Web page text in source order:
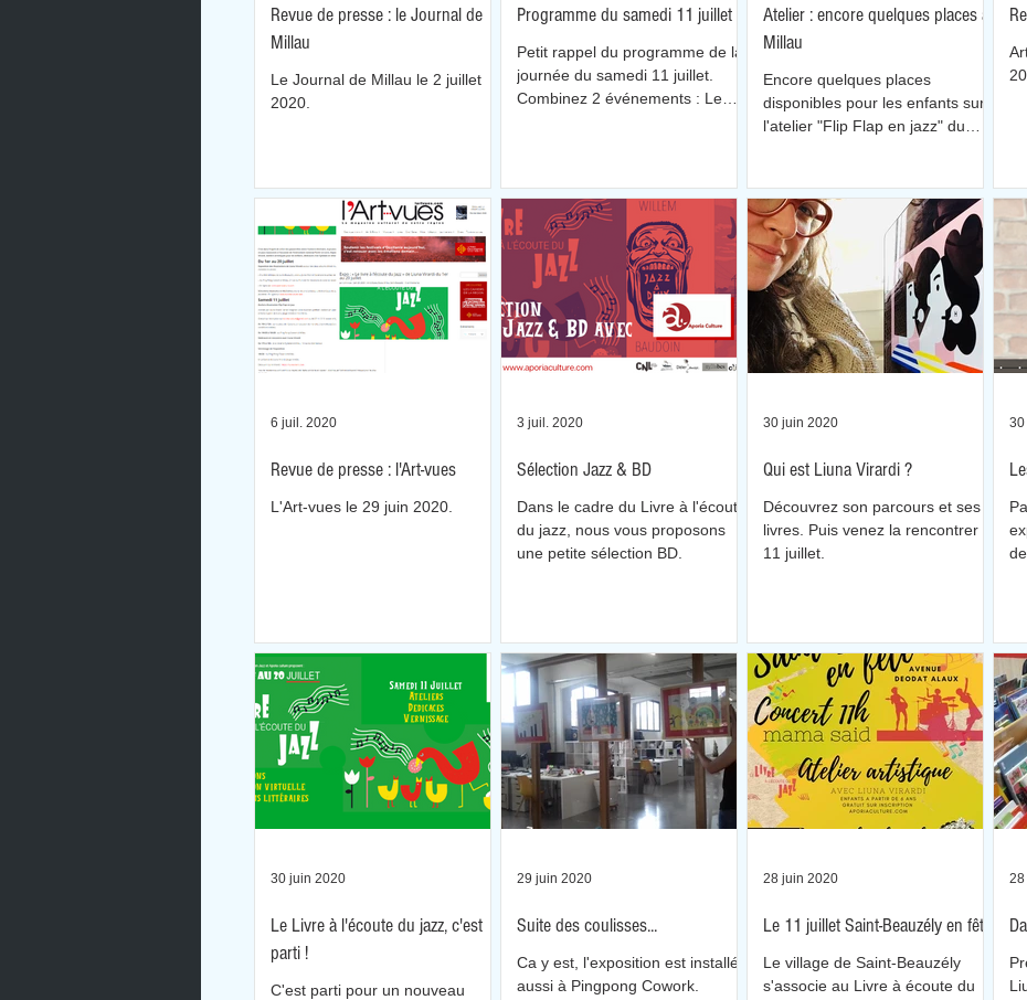
Revue de presse : le Journal de
Millau
Le Journal de Millau le 2 juillet
2020.
Programme du samedi 11 juillet
Petit rappel du programme de la
journée du samedi 11 juillet.
Combinez 2 événements : Le
Atelier : encore quelques places à
Millau
Encore quelques places
disponibles pour les enfants sur
l'atelier "Flip Flap en jazz" du
Revue de presse : l'Art-vues
L'Art-vues le 29 juin 2020.
6 juil. 2020
Sélection Jazz & BD
Dans le cadre du Livre à l'écoute
du jazz, nous vous proposons
une petite sélection BD.
3 juil. 2020
Qui est Liuna Virardi ?
Découvrez son parcours et ses
livres. Puis venez la rencontrer le
11 juillet.
30 juin 2020
Le Livre à l'écoute du jazz, c'est
parti !
C'est parti pour un nouveau
30 juin 2020
Suite des coulisses...
Ca y est, l'exposition est installée
aussi à Pingpong Cowork.
29 juin 2020
Le 11 juillet Saint-Beauzély en fête
Le village de Saint-Beauzély
s'associe au Livre à écoute du
28 juin 2020